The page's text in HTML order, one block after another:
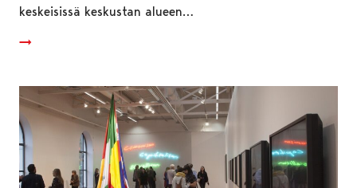
keskeisissä keskustan alueen…